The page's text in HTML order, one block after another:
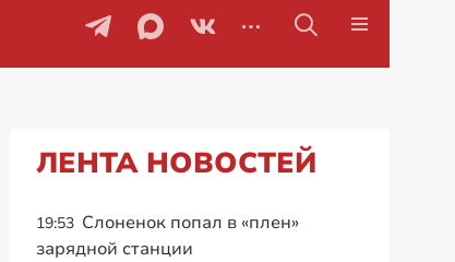
Проблемы с бензином в
ЛЕНТА НОВОСТЕЙ
19:53 Слоненок попал в «плен»
зарядной станции